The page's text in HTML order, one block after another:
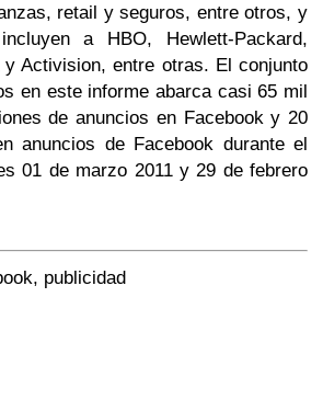
retail y seguros, entre otros, y
a HBO, Hewlett-Packard,
Activision, entre otras. El conjunto
en este informe abarca casi 65 mil
de anuncios en Facebook y 20
anuncios de Facebook durante el
01 de marzo 2011 y 29 de febrero
publicidad